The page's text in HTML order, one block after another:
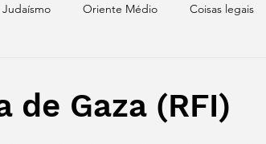
Judaísmo Oriente Médio Coisas legais
de Gaza (RFI)